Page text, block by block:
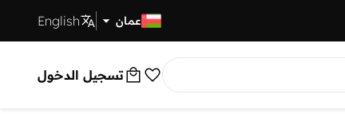
عمان English
تسجيل الدخول